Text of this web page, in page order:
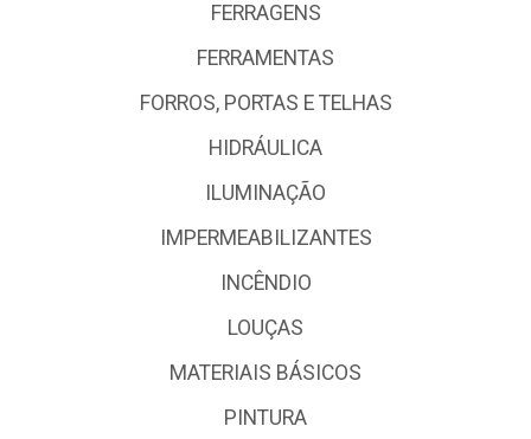
FERRAGENS
FERRAMENTAS
FORROS, PORTAS E TELHAS
HIDRÁULICA
ILUMINAÇÃO
IMPERMEABILIZANTES
INCÊNDIO
LOUÇAS
MATERIAIS BÁSICOS
PINTURA